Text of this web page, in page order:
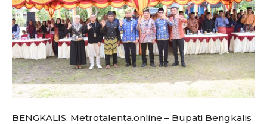
BENGKALIS, Metrotalenta.online – Bupati Bengkalis